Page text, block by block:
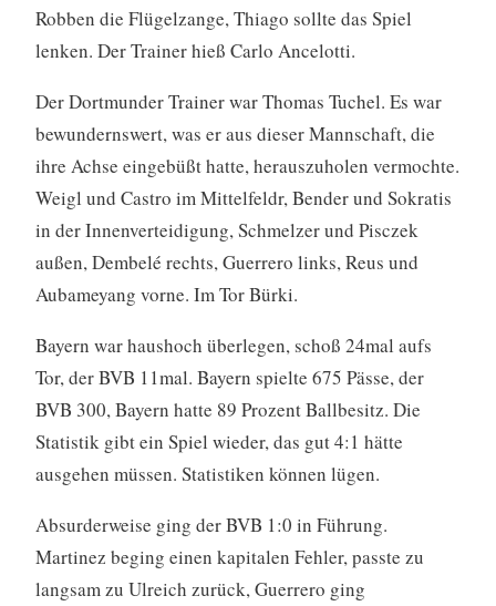
Robben die Flügelzange, Thiago sollte das Spiel
lenken. Der Trainer hieß Carlo Ancelotti.
Der Dortmunder Trainer war Thomas Tuchel. Es war
bewundernswert, was er aus dieser Mannschaft, die
ihre Achse eingebüßt hatte, herauszuholen vermochte.
Weigl und Castro im Mittelfeldr, Bender und Sokratis
in der Innenverteidigung, Schmelzer und Pisczek
außen, Dembelé rechts, Guerrero links, Reus und
Aubameyang vorne. Im Tor Bürki.
Bayern war haushoch überlegen, schoß 24mal aufs
Tor, der BVB 11mal. Bayern spielte 675 Pässe, der
BVB 300, Bayern hatte 89 Prozent Ballbesitz. Die
Statistik gibt ein Spiel wieder, das gut 4:1 hätte
ausgehen müssen. Statistiken können lügen.
Absurderweise ging der BVB 1:0 in Führung.
Martinez beging einen kapitalen Fehler, passte zu
langsam zu Ulreich zurück, Guerrero ging